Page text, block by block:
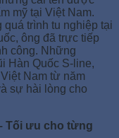
mỹ tại Việt Nam.
trình tu nghiệp tại
ông đã trực tiếp
công. Những
Hàn Quốc S-line,
Nam từ năm
sự hài lòng cho
Tối ưu cho từng